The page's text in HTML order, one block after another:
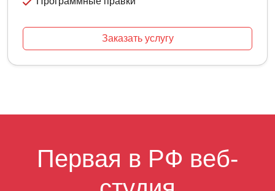
Заказать услугу
Первая в РФ веб-